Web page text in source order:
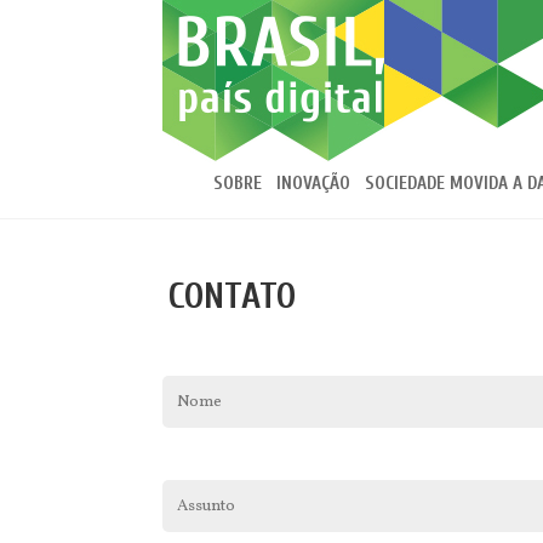
SOBRE INOVAÇÃO SOCIEDADE MOVIDA A
CONTATO